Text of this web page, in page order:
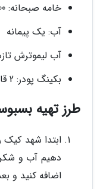
خامه صبحانه: 200 گرم
آب: یک پیمانه
آب لیموترش تازه: 1 قاشق
بکینگ پودر: 2 قاشق غذاخوری
طرز تهیه
ابتدا شهد کیک
دهیم آب و
اضافه کنید و بعد از 5 دقیقه حرارت را